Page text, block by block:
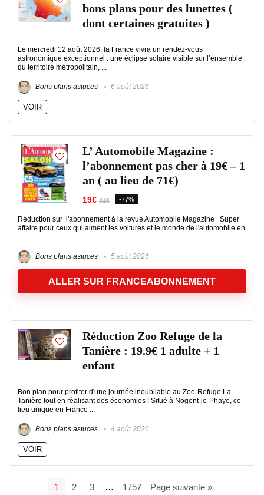
bons plans pour des lunettes (
dont certaines gratuites )
Le mercredi 12 août 2026, la France vivra un rendez-vous
astronomique exceptionnel : une éclipse solaire visible sur l’ensemble
du territoire métropolitain, ...
Bons plans astuces 6 août 2026
VOIR
L’ Automobile Magazine :
l’abonnement pas cher à 19€ – 1
an ( au lieu de 71€)
19€ 81€ -77%
Réduction sur l'abonnement à la revue Automobile Magazine Super
affaire pour ceux qui aiment les voitures et le monde de l'automobile en
...
Bons plans astuces 5 août 2026
ALLER SUR FRANCEABONNEMENT
Réduction Zoo Refuge de la
Tanière : 19.9€ 1 adulte + 1
enfant
Bon plan pour profiter d'une journée inoubliable au Zoo-Refuge La
Tanière tout en réalisant des économies ! Situé à Nogent-le-Phaye, ce
lieu unique en France ...
Bons plans astuces 4 août 2026
VOIR
1 2 3 … 1757 Page suivante »